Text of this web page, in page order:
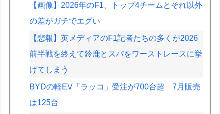
【画像】2026年のF1、トップ4チームとそれ以外
の差がガチでエグい
【悲報】英メディアのF1記者たちの多くが2026
前半戦を終えて鈴鹿とスパをワーストレースに挙
げてしまう
BYDの軽EV「ラッコ」受注が700台超 7月販売
は125台